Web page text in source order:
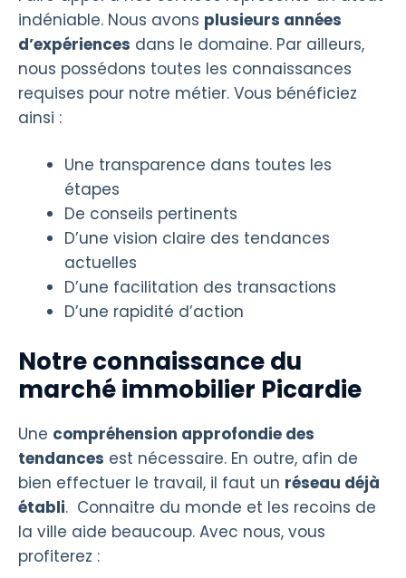
indéniable. Nous avons plusieurs années
d’expériences dans le domaine. Par ailleurs,
nous possédons toutes les connaissances
requises pour notre métier. Vous bénéficiez
ainsi :
Une transparence dans toutes les
étapes
De conseils pertinents
D’une vision claire des tendances
actuelles
D’une facilitation des transactions
D’une rapidité d’action
Notre connaissance du
marché immobilier Picardie
Une compréhension approfondie des
tendances est nécessaire. En outre, afin de
bien effectuer le travail, il faut un réseau déjà
établi. Connaitre du monde et les recoins de
la ville aide beaucoup. Avec nous, vous
profiterez :